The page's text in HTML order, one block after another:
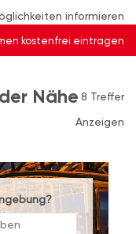
informieren
kostenfrei eintragen
Nähe 8 Treffer
Anzeigen